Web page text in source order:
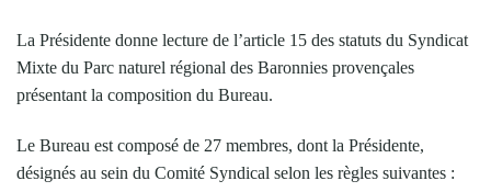
La Présidente donne lecture de l’article 15 des statuts du Syndicat
Mixte du Parc naturel régional des Baronnies provençales
présentant la composition du Bureau.
Le Bureau est composé de 27 membres, dont la Présidente,
désignés au sein du Comité Syndical selon les règles suivantes :